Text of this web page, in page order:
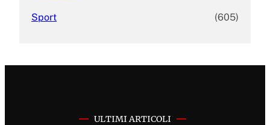
Sport (605)
ULTIMI ARTICOLI